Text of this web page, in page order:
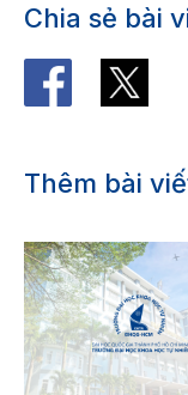
Chia sẻ bài
Thêm bài